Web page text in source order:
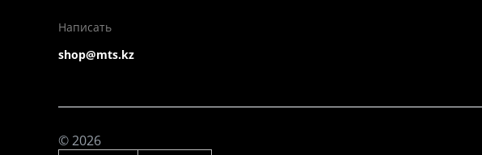
Написать
shop@mts.kz
© 2026